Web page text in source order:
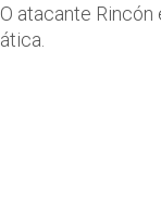
atacante